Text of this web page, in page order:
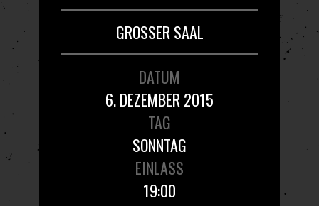
GROSSER SAAL
DATUM
6. DEZEMBER 2015
TAG
SONNTAG
EINLASS
19:00